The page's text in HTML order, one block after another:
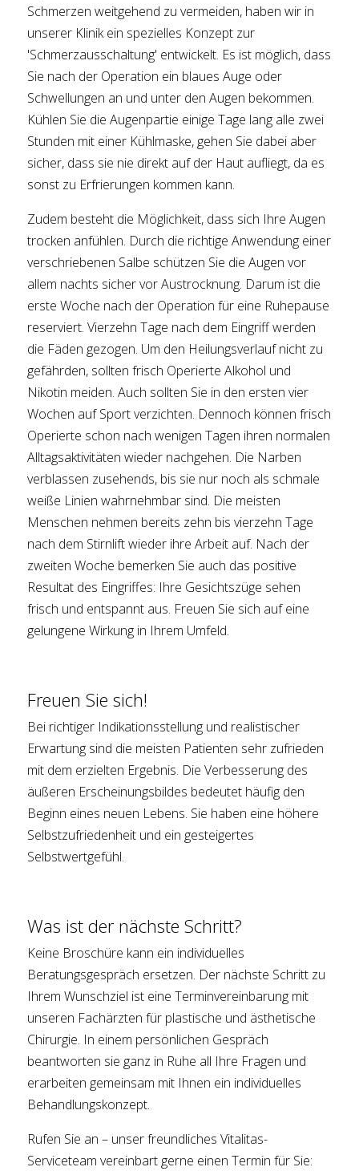
Schmerzen weitgehend zu vermeiden, haben wir in
unserer Klinik ein spezielles Konzept zur
'Schmerzausschaltung' entwickelt. Es ist möglich, dass
Sie nach der Operation ein blaues Auge oder
Schwellungen an und unter den Augen bekommen.
Kühlen Sie die Augenpartie einige Tage lang alle zwei
Stunden mit einer Kühlmaske, gehen Sie dabei aber
sicher, dass sie nie direkt auf der Haut aufliegt, da es
sonst zu Erfrierungen kommen kann.
Zudem besteht die Möglichkeit, dass sich Ihre Augen
trocken anfühlen. Durch die richtige Anwendung einer
verschriebenen Salbe schützen Sie die Augen vor
allem nachts sicher vor Austrocknung. Darum ist die
erste Woche nach der Operation für eine Ruhepause
reserviert. Vierzehn Tage nach dem Eingriff werden
die Fäden gezogen. Um den Heilungsverlauf nicht zu
gefährden, sollten frisch Operierte Alkohol und
Nikotin meiden. Auch sollten Sie in den ersten vier
Wochen auf Sport verzichten. Dennoch können frisch
Operierte schon nach wenigen Tagen ihren normalen
Alltagsaktivitäten wieder nachgehen. Die Narben
verblassen zusehends, bis sie nur noch als schmale
weiße Linien wahrnehmbar sind. Die meisten
Menschen nehmen bereits zehn bis vierzehn Tage
nach dem Stirnlift wieder ihre Arbeit auf. Nach der
zweiten Woche bemerken Sie auch das positive
Resultat des Eingriffes: Ihre Gesichtszüge sehen
frisch und entspannt aus. Freuen Sie sich auf eine
gelungene Wirkung in Ihrem Umfeld.
Freuen Sie sich!
Bei richtiger Indikationsstellung und realistischer
Erwartung sind die meisten Patienten sehr zufrieden
mit dem erzielten Ergebnis. Die Verbesserung des
äußeren Erscheinungsbildes bedeutet häufig den
Beginn eines neuen Lebens. Sie haben eine höhere
Selbstzufriedenheit und ein gesteigertes
Selbstwertgefühl.
Was ist der nächste Schritt?
Keine Broschüre kann ein individuelles
Beratungsgespräch ersetzen. Der nächste Schritt zu
Ihrem Wunschziel ist eine Terminvereinbarung mit
unseren Fachärzten für plastische und ästhetische
Chirurgie. In einem persönlichen Gespräch
beantworten sie ganz in Ruhe all Ihre Fragen und
erarbeiten gemeinsam mit Ihnen ein individuelles
Behandlungskonzept.
Rufen Sie an – unser freundliches Vitalitas-
Serviceteam vereinbart gerne einen Termin für Sie: